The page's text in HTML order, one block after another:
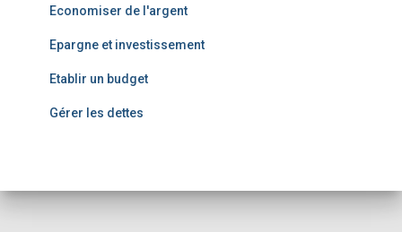
Economiser de l'argent
Epargne et investissement
Etablir un budget
Gérer les dettes